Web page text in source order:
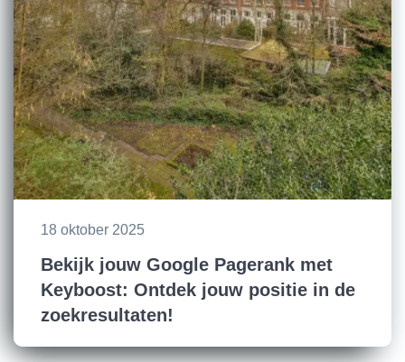
18 oktober 2025
Bekijk jouw Google Pagerank met
Keyboost: Ontdek jouw positie in de
zoekresultaten!